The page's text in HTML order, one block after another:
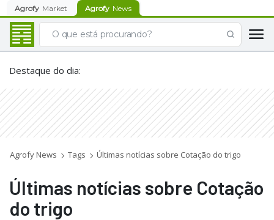
Agrofy Market Agrofy News
Destaque do dia:
Agrofy News Tags Últimas notícias sobre Cotação do trigo
Últimas notícias sobre Cotação
do trigo